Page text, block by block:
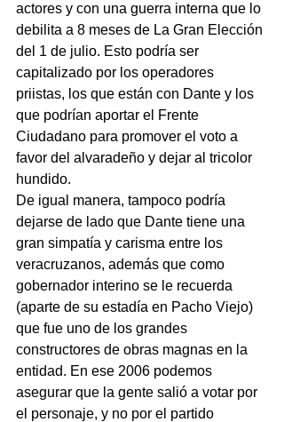
actores y con una guerra interna que lo
debilita a 8 meses de La Gran Elección
del 1 de julio. Esto podría ser
capitalizado por los operadores
priistas, los que están con Dante y los
que podrían aportar el Frente
Ciudadano para promover el voto a
favor del alvaradeño y dejar al tricolor
hundido.
De igual manera, tampoco podría
dejarse de lado que Dante tiene una
gran simpatía y carisma entre los
veracruzanos, además que como
gobernador interino se le recuerda
(aparte de su estadía en Pacho Viejo)
que fue uno de los grandes
constructores de obras magnas en la
entidad. En ese 2006 podemos
asegurar que la gente salió a votar por
el personaje, y no por el partido